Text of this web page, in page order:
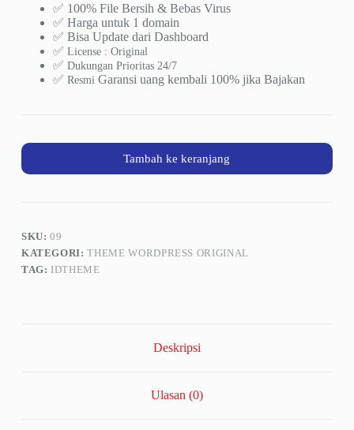
✅ 100% File Bersih & Bebas Virus
✅ Harga untuk 1 domain
✅ Bisa Update dari Dashboard
✅ License : Original
✅ Dukungan Prioritas 24/7
✅ Resmi Garansi uang kembali 100% jika Bajakan
Tambah ke keranjang
SKU:09
KATEGORI:THEME WORDPRESS ORIGINAL
TAG: IDTHEME
Deskripsi
Ulasan (0)